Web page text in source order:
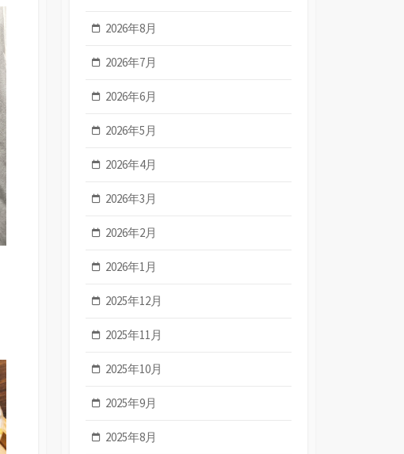
2026年8月
2026年7月
2026年6月
2026年5月
2026年4月
2026年3月
2026年2月
2026年1月
2025年12月
2025年11月
2025年10月
2025年9月
2025年8月